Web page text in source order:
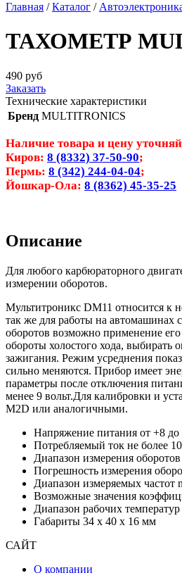
Главная /Каталог /
ТАХОМЕТР
490 руб
Заказать
Технические характеристики
Бренд MULTITRONICS
Наличие товара и цену
Киров: 8 (8332) 37-50-90;
Пермь: 8 (342) 244-04-04;
Йошкар-Ола: 8 (8362) 45-35-25
Описание
Для любого карбюраторного
измерении оборотов.
Мультитроникс DМ11 относится к
так же для работы на автомашинах
оборотов возможно применение
обороты холостого хода,
зажигания. Режим усреднения
сильно меняются. Прибор имеет
параметры после отключения
менее 9 вольт.Для калибровки и
M2D или аналогичными.
Напряжение питания от +8 до
Потребляемый ток не более
Диапазон измерения
Погрешность измерения
Диапазон измеряемых частот
Возможные значения
Диапазон рабочих
Габариты 34 х 40 х 16 мм
САЙТ
О компании